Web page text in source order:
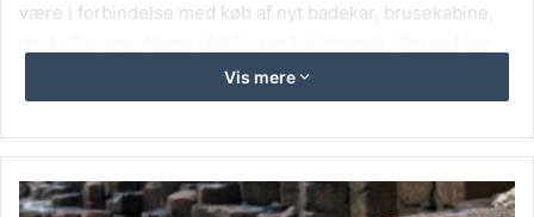
være i forbindelse med køb af nyt badekar, brusekabine,
beskæftiget sig med ovenstående siden 2005, og så kan
Wellmore A/S samtid bryste sig af, at de har Danmarks
største showroom. Hertil skal nævnes, at Wellmore A/S er
For Wellmore A/S er miljøet og det at værne om det også
Vis mere